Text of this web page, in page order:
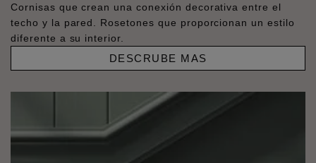
Cornisas que crean una conexión decorativa entre el
techo y la pared. Rosetones que proporcionan un estilo
diferente a su interior.
DESCRUBE MAS